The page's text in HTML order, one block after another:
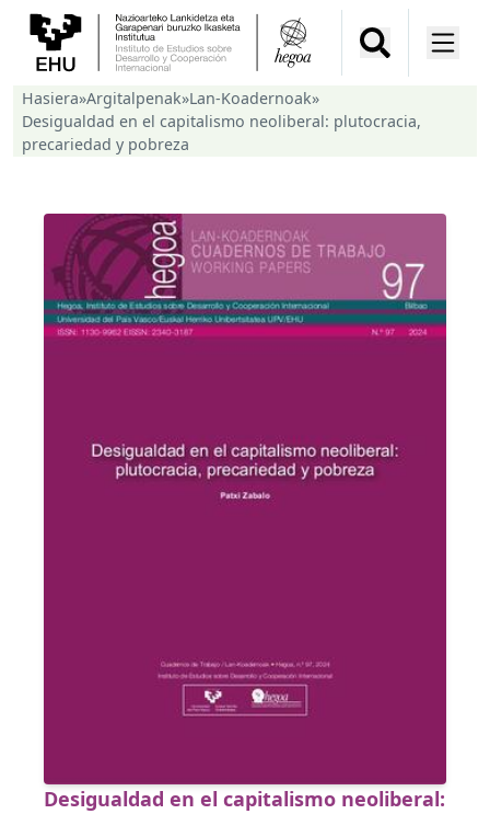
Hasiera»Argitalpenak»Lan-Koadernoak»
Desigualdad en el capitalismo neoliberal: plutocracia,
precariedad y pobreza
Desigualdad en el capitalismo neoliberal: